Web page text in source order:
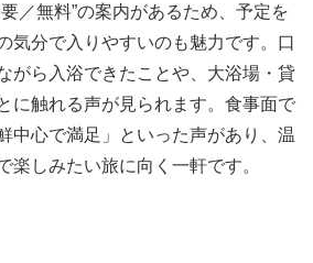
／無料”の案内があるため、予定を
気分で入りやすいのも魅力です。口
がら入浴できたことや、大浴場・貸
に触れる声が見られます。食事面で
中心で満足」といった声があり、温
楽しみたい旅に向く一軒です。